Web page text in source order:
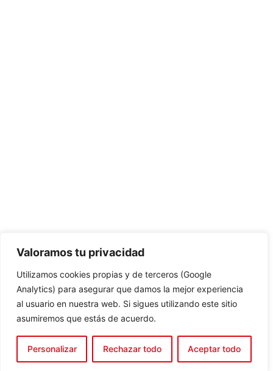
Valoramos tu privacidad
Utilizamos cookies propias y de terceros (Google
Analytics) para asegurar que damos la mejor experiencia
al usuario en nuestra web. Si sigues utilizando este sitio
asumiremos que estás de acuerdo.
Personalizar Rechazar todo Aceptar todo